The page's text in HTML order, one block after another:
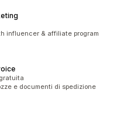
influencer & affiliate program
e documenti di spedizione